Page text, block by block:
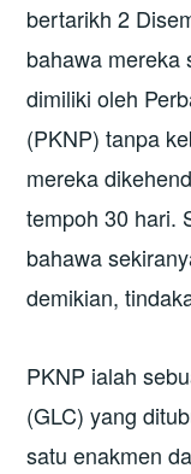
bertarikh 2
bahawa mereka
dimiliki oleh
(PKNP) tanpa
mereka
tempoh 30 hari.
bahawa
demikian,
PKNP ialah
(GLC) yang
satu enakmen